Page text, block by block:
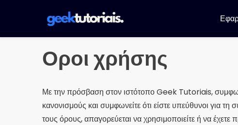
Οροι χρήσης
Με την πρόσβαση στον ιστότοπο Geek Tutoriais,
κανονισμούς και συμφωνείτε ότι είστε υπεύθυνοι για
τους όρους, απαγορεύεται να χρησιμοποιείτε ή να